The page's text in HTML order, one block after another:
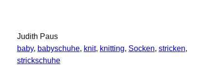
Judith Paus
baby, babyschuhe, knit, knitting, Socken, stricken
strickschuhe